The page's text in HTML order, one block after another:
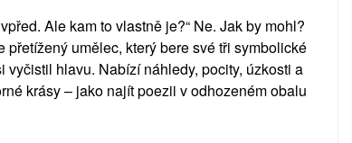
Ale kam to vlastně je?“ Ne. Jak by mohl?
umělec, který bere své tři symbolické
hlavu. Nabízí náhledy, pocity, úzkosti a
krásy – jako najít poezii v odhozeném obalu